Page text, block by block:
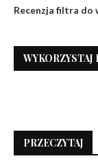
Recenzja filtra do
PRZECZYTAJ